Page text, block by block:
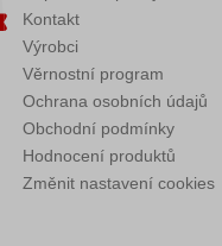
Kontakt
Výrobci
Věrnostní program
Ochrana osobních údajů
Obchodní podmínky
Hodnocení produktů
Změnit nastavení cookies